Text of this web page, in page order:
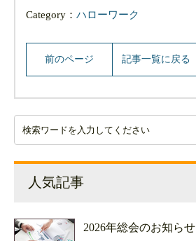
Category：ハローワーク
前のページ 記事一覧に戻る
人気記事
2026年総会のお知らせ